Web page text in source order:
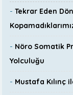
-Tekrar Eden
- Nöro Somatik
Yolculuğu
- Mustafa Kılınç